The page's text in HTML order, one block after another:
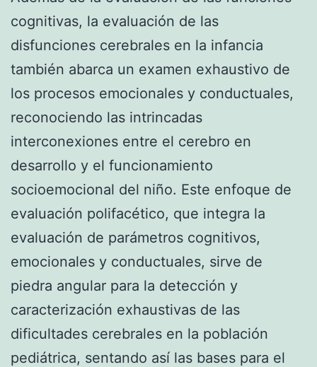
cognitivas, la evaluación de las
disfunciones cerebrales en la infancia
también abarca un examen exhaustivo de
los procesos emocionales y conductuales,
reconociendo las intrincadas
interconexiones entre el cerebro en
desarrollo y el funcionamiento
socioemocional del niño. Este enfoque de
evaluación polifacético, que integra la
evaluación de parámetros cognitivos,
emocionales y conductuales, sirve de
piedra angular para la detección y
caracterización exhaustivas de las
dificultades cerebrales en la población
pediátrica, sentando así las bases para el